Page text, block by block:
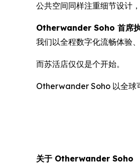
公共空间同样注重细节设计
Otherwander Soho 首席
我们以全程数字化流畅体验
而苏活店仅仅是个开始。
Otherwander Soho 以全球
关于 Otherwander Soho